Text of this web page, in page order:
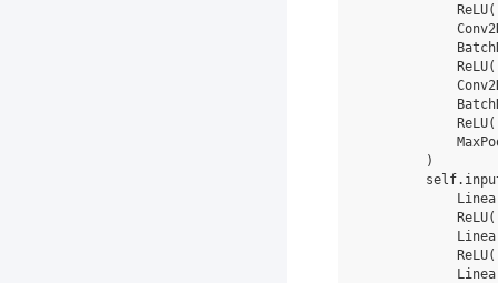
ReLU
ReLU
ReLU
)
self.
ReLU
ReLU